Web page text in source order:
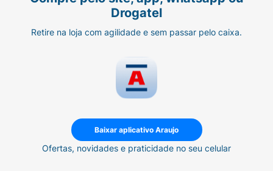
Drogatel
Retire na loja com agilidade e sem passar pelo caixa.
Baixar aplicativo Araujo
Ofertas, novidades e praticidade no seu celular